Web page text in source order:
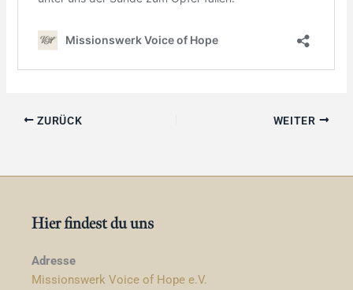
ZURÜCK WEITER
Hier findest du uns
Adresse
Missionswerk Voice of Hope e.V.